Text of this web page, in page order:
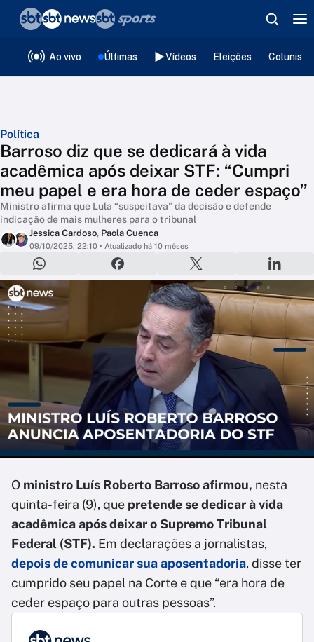
Ao vivo Últimas Vídeos Eleições
Política
Barroso diz que se dedicará à vida
acadêmica após deixar STF: “Cumpri
meu papel e era hora de ceder espaço”
Ministro afirma que Lula “suspeitava” da decisão e defende
indicação de mais mulheres para o tribunal
Jessica Cardoso, Paola Cuenca
09/10/2025, 22:10 • Atualizado há 10 mêses
O ministro Luís Roberto Barroso afirmou, nesta
quinta-feira (9), que pretende se dedicar à vida
acadêmicaapós deixar o Supremo Tribunal
Federal (STF). Em declarações a jornalistas,
depois de comunicar sua aposentadoria, disse ter
cumprido seu papel na Corte e que “era hora de
ceder espaço para outras pessoas”.
❮voltar
Editorias